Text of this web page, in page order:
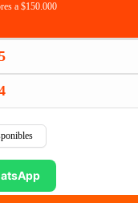
a $150.000